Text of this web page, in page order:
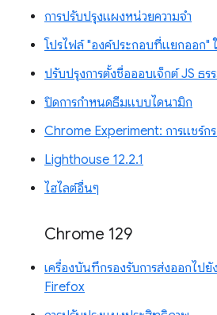
การปรับปรุงแผงหน่วยความจำ
โปรไฟล์ "องค์ประกอบที่แยกออก"
ปรับปรุงการตั้งชื่อออบเจ็กต์ JS ธร
ปิดการกำหนดธีมแบบไดนามิก
Chrome Experiment: การแชร์ก
Lighthouse 12.2.1
ไฮไลต์อื่นๆ
Chrome 129
เครื่องบันทึกรองรับการส่งออกไป
Firefox